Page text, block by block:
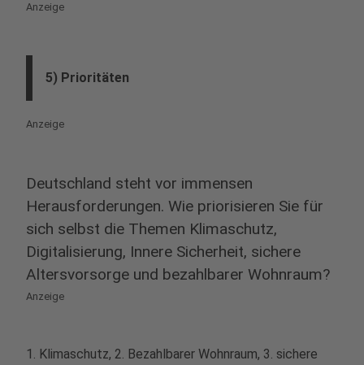
Anzeige
5) Prioritäten
Anzeige
Deutschland steht vor immensen
Herausforderungen. Wie priorisieren Sie für
sich selbst die Themen Klimaschutz,
Digitalisierung, Innere Sicherheit, sichere
Altersvorsorge und bezahlbarer Wohnraum?
Anzeige
1. Klimaschutz, 2. Bezahlbarer Wohnraum, 3. sichere